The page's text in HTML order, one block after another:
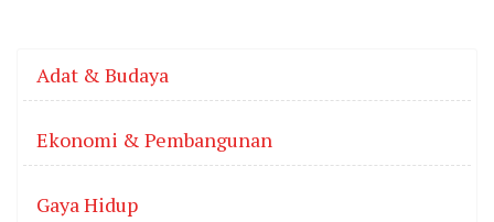
Adat & Budaya
Ekonomi & Pembangunan
Gaya Hidup